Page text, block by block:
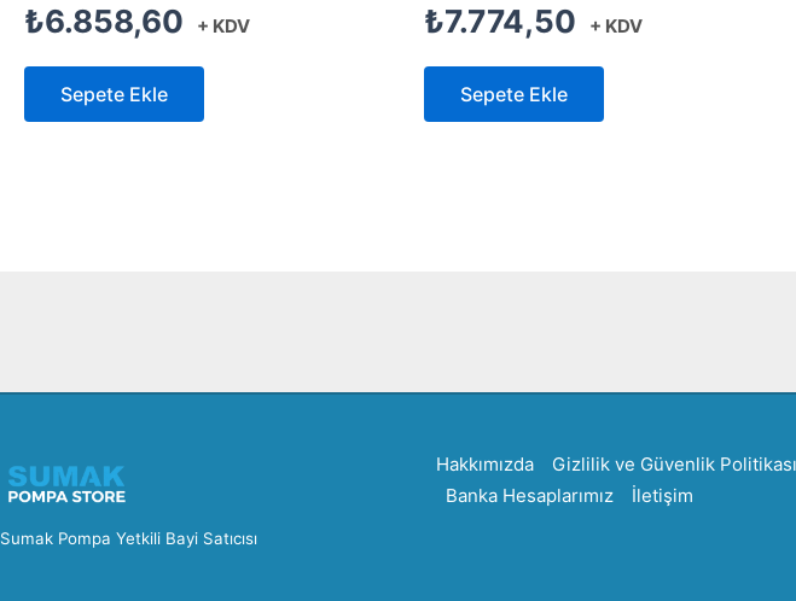
₺6.858,60 + KDV
Sepete Ekle
₺7.774,50 + KDV
Sepete Ekle
Sumak Pompa Yetkili Bayi Satıcısı
Hakkımızda Gizlilik ve Güvenlik Politikası
Banka Hesaplarımız
İletişim